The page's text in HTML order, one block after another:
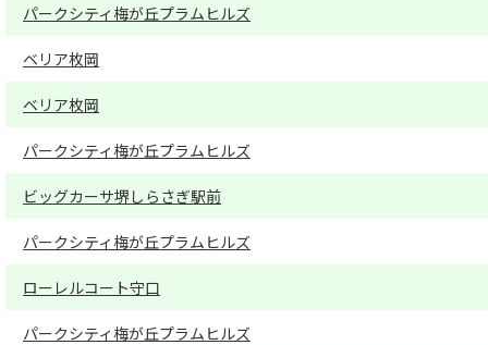
パークシティ梅が丘プラムヒルズ
ベリア枚岡
ベリア枚岡
パークシティ梅が丘プラムヒルズ
ビッグカーサ堺しらさぎ駅前
パークシティ梅が丘プラムヒルズ
ローレルコート守口
パークシティ梅が丘プラムヒルズ